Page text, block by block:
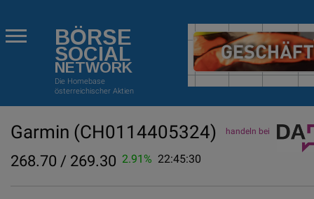
BÖRSE
SOCIAL
NETWORK
Die Homebase
österreichischer Aktien
Garmin (CH0114405324) handeln bei
268.70 / 269.30 2.91% 22:45:30